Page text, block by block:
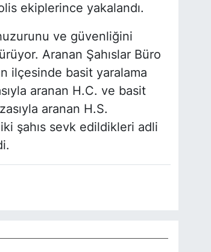
ekiplerince yakalandı.
ve güvenliğini
Aranan Şahıslar Büro
ilçesinde basit yaralama
aranan H.C. ve basit
aranan H.S.
iki şahıs sevk edildikleri adli